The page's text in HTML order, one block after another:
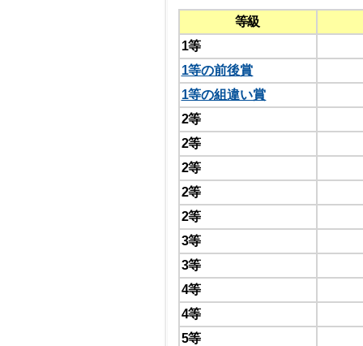
等級
1等
1等の前後賞
1等の組違い賞
2等
2等
2等
2等
2等
3等
3等
4等
4等
5等